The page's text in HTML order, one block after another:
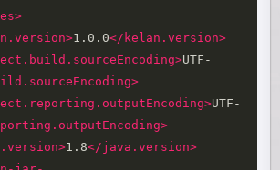
1.0.0</kelan.version>
UTF-
UTF-
1.8</java.version>